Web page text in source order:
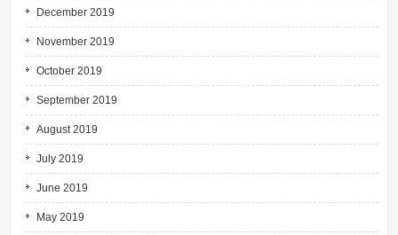
December 2019
November 2019
October 2019
September 2019
August 2019
July 2019
June 2019
May 2019